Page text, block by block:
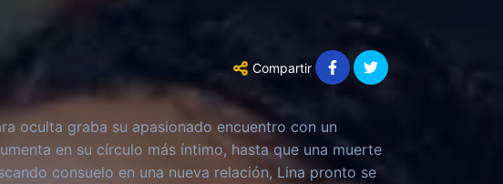
Compartir
oculta graba su apasionado encuentro con un
en su círculo más íntimo, hasta que una muerte
consuelo en una nueva relación, Lina pronto se